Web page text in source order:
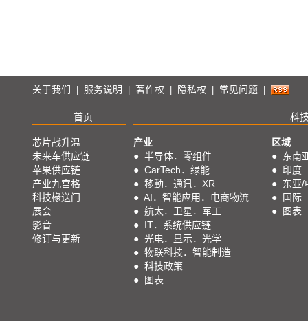
关于我们 服务说明 著作权 隐私权 常见问题
首页 科
芯片战升温
未来车供应链
苹果供应链
产业九宫格
科技椽送门
展会
影音
修订与更新
产业
● 半导体．零组件
● CarTech．绿能
● 移動．通讯．XR
● AI．智能应用．电商物流
● 航太．卫星．军工
● IT．系统供应链
● 光电．显示．光学
● 物联科技．智能制造
● 科技政策
●
图表
区域
● 东南
● 印度
● 东亚/
●
国际
●
图表